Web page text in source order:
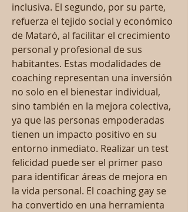
inclusiva. El segundo, por su parte,
refuerza el tejido social y económico
de Mataró, al facilitar el crecimiento
personal y profesional de sus
habitantes. Estas modalidades de
coaching representan una inversión
no solo en el bienestar individual,
sino también en la mejora colectiva,
ya que las personas empoderadas
tienen un impacto positivo en su
entorno inmediato. Realizar un test
felicidad puede ser el primer paso
para identificar áreas de mejora en
la vida personal. El coaching gay se
ha convertido en una herramienta